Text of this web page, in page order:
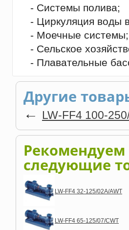
- Системы полива;
- Циркуляция воды
- Моечные системы;
- Сельское
- Плавательные
Другие
← LW-FF4 100-
следующие
LW-FF4 32-125/02A/AWT
LW-FF4 65-125/07/CWT